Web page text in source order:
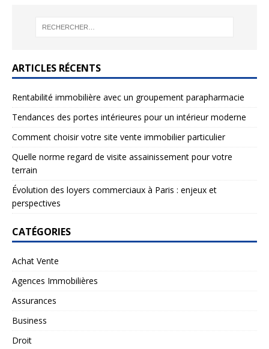
ARTICLES RÉCENTS
Rentabilité immobilière avec un groupement parapharmacie
Tendances des portes intérieures pour un intérieur moderne
Comment choisir votre site vente immobilier particulier
Quelle norme regard de visite assainissement pour votre
terrain
Évolution des loyers commerciaux à Paris : enjeux et
perspectives
CATÉGORIES
Achat Vente
Agences Immobilières
Assurances
Business
Droit